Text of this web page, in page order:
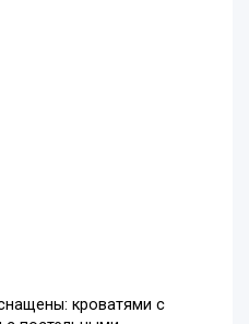
кроватями с